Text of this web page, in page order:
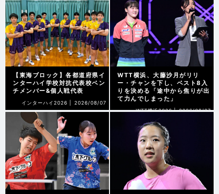
【東海ブロック】各都道府県イ
ンターハイ学校対抗代表校ベン
チメンバー&個人戦代表
インターハイ2026 | 2026/08/07
WTT横浜、大藤沙月がリリ
ー・チャンを下し、ベスト8入
りを決める「途中から焦りが出
て力んでしまった」
WTT横浜2026 | 2026/08/07